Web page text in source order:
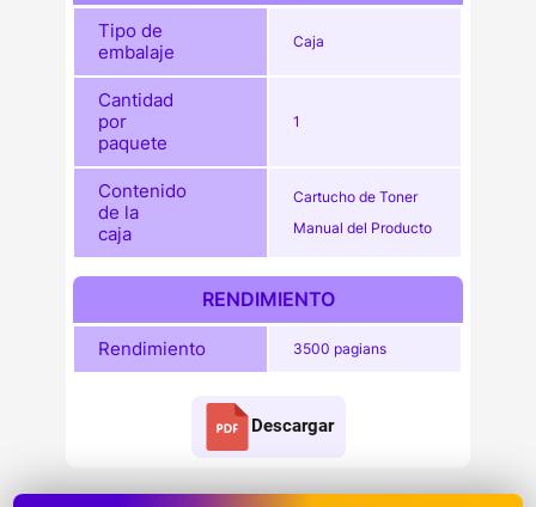
Tipo de
embalaje
Caja
Cantidad
por
paquete
1
Contenido
de la
caja
Cartucho de Toner
Manual del Producto
RENDIMIENTO
Rendimiento 3500 pagians
Descargar